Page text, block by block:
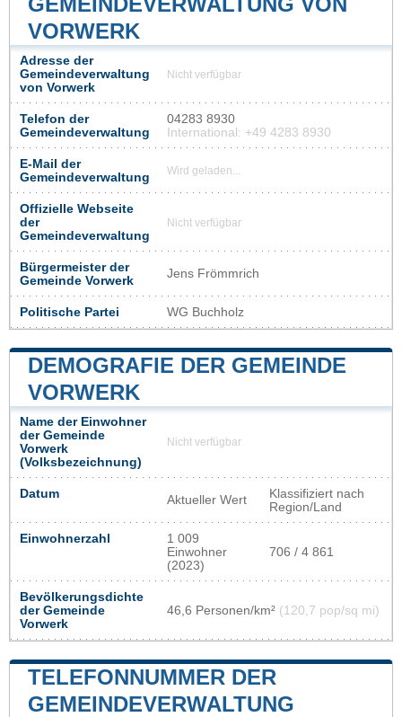
VORWERK
Adresse der
Gemeindeverwaltung
von Vorwerk
Nicht verfügbar
Telefon der
Gemeindeverwaltung
04283 8930
International: +49 4283 8930
E-Mail der
Gemeindeverwaltung
Wird geladen...
Offizielle Webseite
der
Gemeindeverwaltung
Nicht verfügbar
Bürgermeister der
Gemeinde Vorwerk
Jens Frömmrich
Politische Partei WG Buchholz
DEMOGRAFIE DER GEMEINDE
VORWERK
Name der Einwohner
der Gemeinde
Vorwerk
(Volksbezeichnung)
Nicht verfügbar
Datum Aktueller Wert
Klassifiziert nach
Region/Land
Einwohnerzahl
1 009
Einwohner
(2023)
706 / 4 861
Bevölkerungsdichte
der Gemeinde
Vorwerk
46,6 Personen/km² (120,7 pop/sq mi)
TELEFONNUMMER DER
GEMEINDEVERWALTUNG